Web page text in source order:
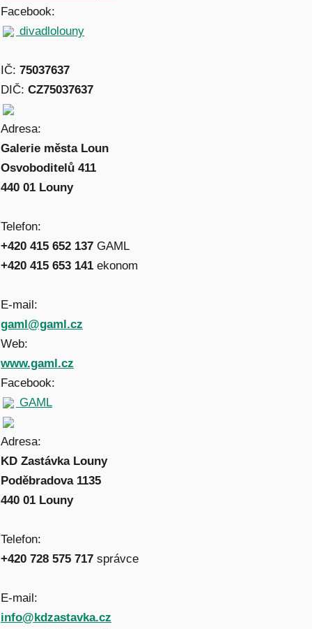
Facebook:
divadlolouny
IČ: 75037637
DIČ: CZ75037637
Adresa:
Galerie města Loun
Osvoboditelů 411
440 01 Louny
Telefon:
+420 415 652 137 GAML
+420 415 653 141 ekonom
E-mail:
gaml@gaml.cz
Web:
www.gaml.cz
Facebook:
GAML
Adresa:
KD Zastávka Louny
Poděbradova 1135
440 01 Louny
Telefon:
+420 728 575 717 správce
E-mail:
info@kdzastavka.cz